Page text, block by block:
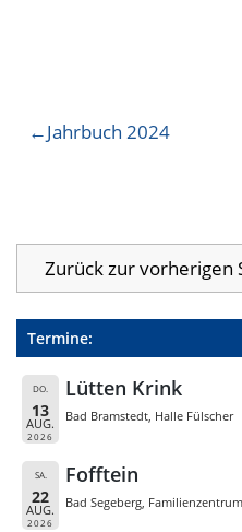
Beitragsnavigation
Jahrbuch 2024
Termine:
DO.
13
AUG.
2026
Lütten Krink
Bad Bramstedt, Halle Fülscher
SA.
22
AUG.
2026
Fofftein
Bad Segeberg,